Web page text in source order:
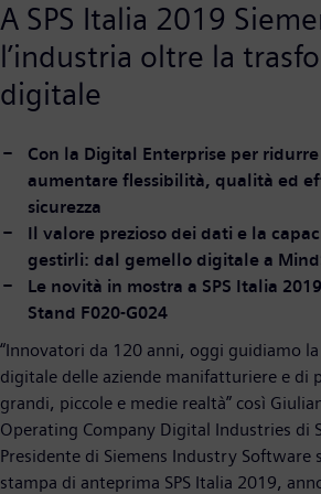
A SPS Italia 2019
l’industria oltre la
digitale
Con la Digital Enterprise per
aumentare flessibilità, qualità ed
sicurezza
Il valore prezioso dei dati e la
gestirli: dal gemello digitale a
Le novità in mostra a SPS Italia
Stand F020-G024
“Innovatori da 120 anni, oggi guidiamo
digitale delle aziende manifatturiere e di
grandi, piccole e medie realtà” così
Operating Company Digital Industries di
Presidente di Siemens Industry Software
stampa di anteprima SPS Italia 2019,